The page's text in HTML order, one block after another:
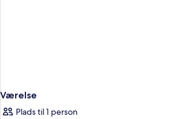
Værelse
Plads til 1 person